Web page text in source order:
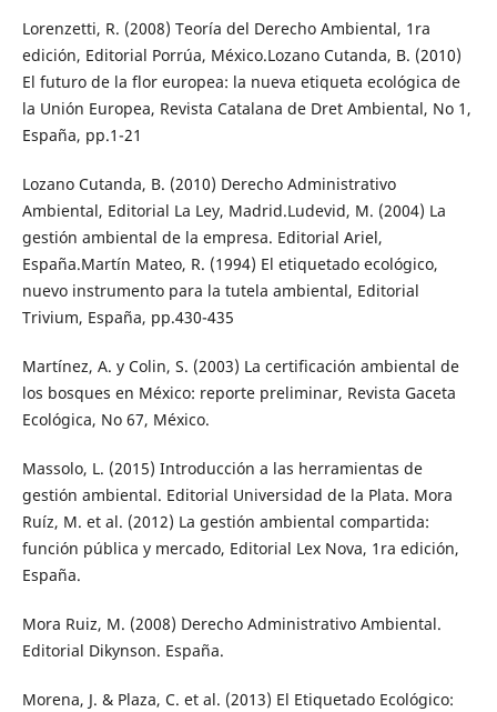
Lorenzetti, R. (2008) Teoría del Derecho Ambiental, 1ra
edición, Editorial Porrúa, México.Lozano Cutanda, B. (2010)
El futuro de la flor europea: la nueva etiqueta ecológica de
la Unión Europea, Revista Catalana de Dret Ambiental, No 1,
España, pp.1-21
Lozano Cutanda, B. (2010) Derecho Administrativo
Ambiental, Editorial La Ley, Madrid.Ludevid, M. (2004) La
gestión ambiental de la empresa. Editorial Ariel,
España.Martín Mateo, R. (1994) El etiquetado ecológico,
nuevo instrumento para la tutela ambiental, Editorial
Trivium, España, pp.430-435
Martínez, A. y Colin, S. (2003) La certificación ambiental de
los bosques en México: reporte preliminar, Revista Gaceta
Ecológica, No 67, México.
Massolo, L. (2015) Introducción a las herramientas de
gestión ambiental. Editorial Universidad de la Plata. Mora
Ruíz, M. et al. (2012) La gestión ambiental compartida:
función pública y mercado, Editorial Lex Nova, 1ra edición,
España.
Mora Ruiz, M. (2008) Derecho Administrativo Ambiental.
Editorial Dikynson. España.
Morena, J. & Plaza, C. et al. (2013) El Etiquetado Ecológico: